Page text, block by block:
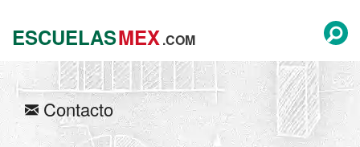
ESCUELASMEX.COM
Contacto